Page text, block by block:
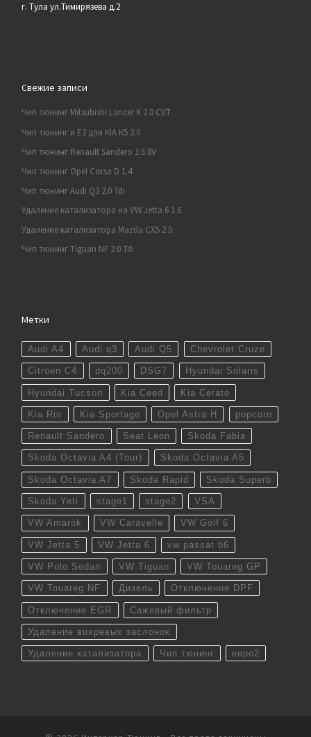
г. Тула ул.Тимирязева д.2
Свежие записи
Чип тюнинг Mitsubishi Lancer X 2.0 CVT
Чип тюнинг и E2 для KIA K5 2.0
Чип тюнинг Renault Sandero 1.6 8V
Чип тюнинг Opel Corsa D 1.4
Чип тюнинг Audi Q3 2.0 Tdi
Удаление катализатора на VW Jetta 6 1.6
Удаление катализатора Mazda CX5 2.5
Чип тюнинг Tiguan NF 2.0 Tdi
Метки
Audi A4 Audi q3 Audi Q5 Chevrolet Cruze
Citroen C4 dq200 DSG7 Hyundai Solaris
Hyundai Tucson Kia Ceed Kia Cerato
Kia Rio Kia Sportage Opel Astra H popcorn
Renault Sandero Seat Leon Skoda Fabia
Skoda Octavia A4 (Tour) Skoda Octavia A5
Skoda Octavia A7 Skoda Rapid Skoda Superb
Skoda Yeti stage1 stage2 VSA
VW Amarok VW Caravelle VW Golf 6
VW Jetta 5 VW Jetta 6 vw passat b6
VW Polo Sedan VW Tiguan VW Touareg GP
VW Touareg NF Дизель Отключение DPF
Отключение EGR Сажевый фильтр
Удаление вихревых заслонок
Удаление катализатора Чип тюнинг евро2